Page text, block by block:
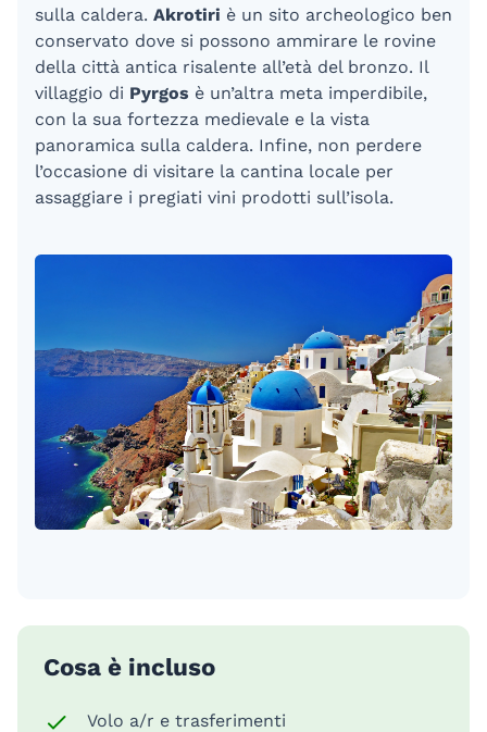
sulla caldera. Akrotiri è un sito archeologico ben
conservato dove si possono ammirare le rovine
della città antica risalente all’età del bronzo. Il
villaggio di Pyrgos è un’altra meta imperdibile,
con la sua fortezza medievale e la vista
panoramica sulla caldera. Infine, non perdere
l’occasione di visitare la cantina locale per
assaggiare i pregiati vini prodotti sull’isola.
Cosa è incluso
Volo a/r e trasferimenti